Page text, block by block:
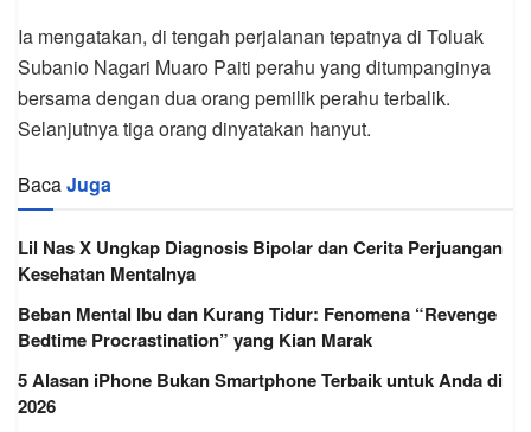
Ia mengatakan, di tengah perjalanan tepatnya di Toluak
Subanio Nagari Muaro Paiti perahu yang ditumpanginya
bersama dengan dua orang pemilik perahu terbalik.
Selanjutnya tiga orang dinyatakan hanyut.
BacaJuga
Lil Nas X Ungkap Diagnosis Bipolar dan Cerita Perjuangan
Kesehatan Mentalnya
Beban Mental Ibu dan Kurang Tidur: Fenomena “Revenge
Bedtime Procrastination” yang Kian Marak
5 Alasan iPhone Bukan Smartphone Terbaik untuk Anda di
2026